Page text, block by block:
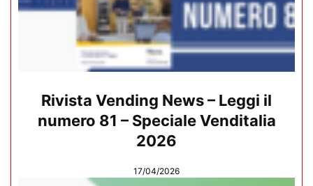
Rivista Vending News – Leggi il
numero 81 – Speciale Venditalia
2026
17/04/2026